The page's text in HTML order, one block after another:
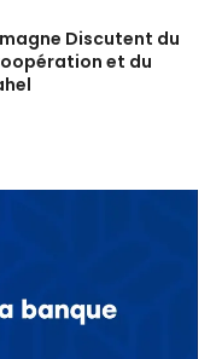
Discutent du
et du